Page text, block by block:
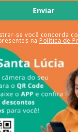
Enviar
se você concorda
na Política de